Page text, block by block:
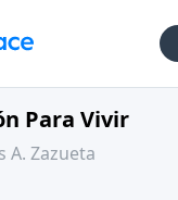
Para Vivir
A. Zazueta